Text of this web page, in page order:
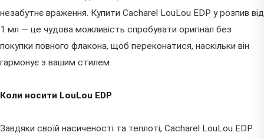
незабутнє враження. Купити Cacharel LouLou EDP у розпив від
1 мл — це чудова можливість спробувати оригінал без
покупки повного флакона, щоб переконатися, наскільки він
гармонує з вашим стилем.
Коли носити LouLou EDP
Завдяки своїй насиченості та теплоті, Cacharel LouLou EDP